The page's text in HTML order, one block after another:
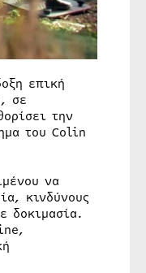
επική
σε
την
του Colin
να
κινδύνους
δοκιμασία.